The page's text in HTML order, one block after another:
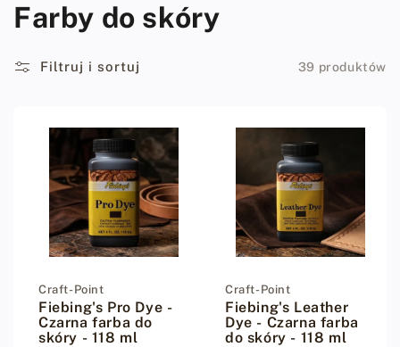
Farby do skóry
Filtruj i sortuj 39 produktów
Dostawca:
Craft-Point
Fiebing's Pro Dye -
Czarna farba do
skóry - 118 ml
Dostawca:
Craft-Point
Fiebing's Leather
Dye - Czarna farba
do skóry - 118 ml